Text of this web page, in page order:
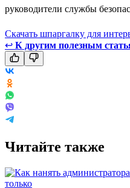
руководители службы
Скачать шпаргалку для
↩ К другим полезным
Читайте также